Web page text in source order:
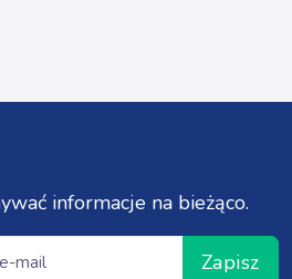
informacje na bieżąco.
Zapisz